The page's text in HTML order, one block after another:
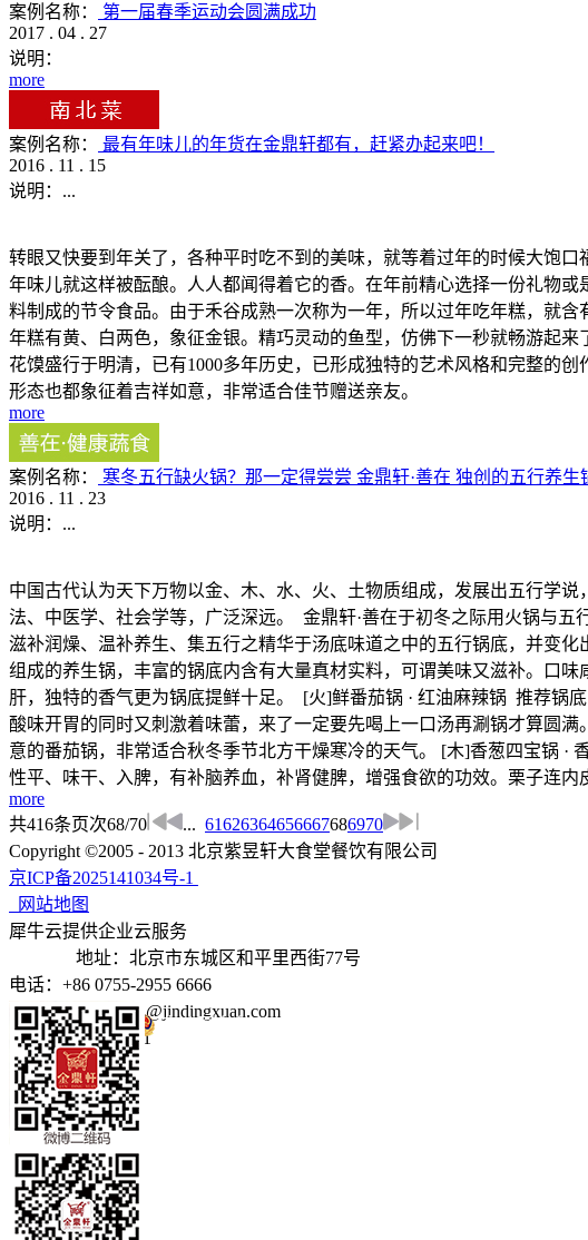
案例名称：
第一届春季运动会圆满成功
2017 . 04 . 27
说明：
more
案例名称：
最有年味儿的年货在金鼎轩都有，赶紧办起来吧！
2016 . 11 . 15
说明： ...
转眼又快要到年关了，各种平时吃不到的美味，就等着过年的时候大饱
年味儿就这样被酝酿。人人都闻得着它的香。在年前精心选择一份礼物
料制成的节令食品。由于禾谷成熟一次称为一年，所以过年吃年糕，就
年糕有黄、白两色，象征金银。精巧灵动的鱼型，仿佛下一秒就畅游起
花馍盛行于明清，已有1000多年历史，已形成独特的艺术风格和完整的
形态也都象征着吉祥如意，非常适合佳节赠送亲友。
more
案例名称：
寒冬五行缺火锅？那一定得尝尝 金鼎轩·善在 独创的五行养生
2016 . 11 . 23
说明： ...
中国古代认为天下万物以金、木、水、火、土物质组成，发展出五行学
法、中医学、社会学等，广泛深远。 金鼎轩·善在于初冬之际用火锅与
滋补润燥、温补养生、集五行之精华于汤底味道之中的五行锅底，并变
组成的养生锅，丰富的锅底内含有大量真材实料，可谓美味又滋补。口
肝，独特的香气更为锅底提鲜十足。 [火]鲜番茄锅 · 红油麻辣锅 推荐锅
酸味开胃的同时又刺激着味蕾，来了一定要先喝上一口汤再涮锅才算圆
意的番茄锅，非常适合秋冬季节北方干燥寒冷的天气。 [木]香葱四宝锅
性平、味干、入脾，有补脑养血，补肾健脾，增强食欲的功效。栗子连
more
共416条页次68/70 ... 61626364656667686970
Copyright ©2005 - 2013 北京紫昱轩大食堂餐饮有限公司
京ICP备2025141034号-1
网站地图
犀牛云提供企业云服务
地址：北京市东城区和平里西街77号
电话：+86 0755-2955 6666
邮箱：jindingxuan@jindingxuan.com
电话：4006766111
京公网安备 11010502035345号